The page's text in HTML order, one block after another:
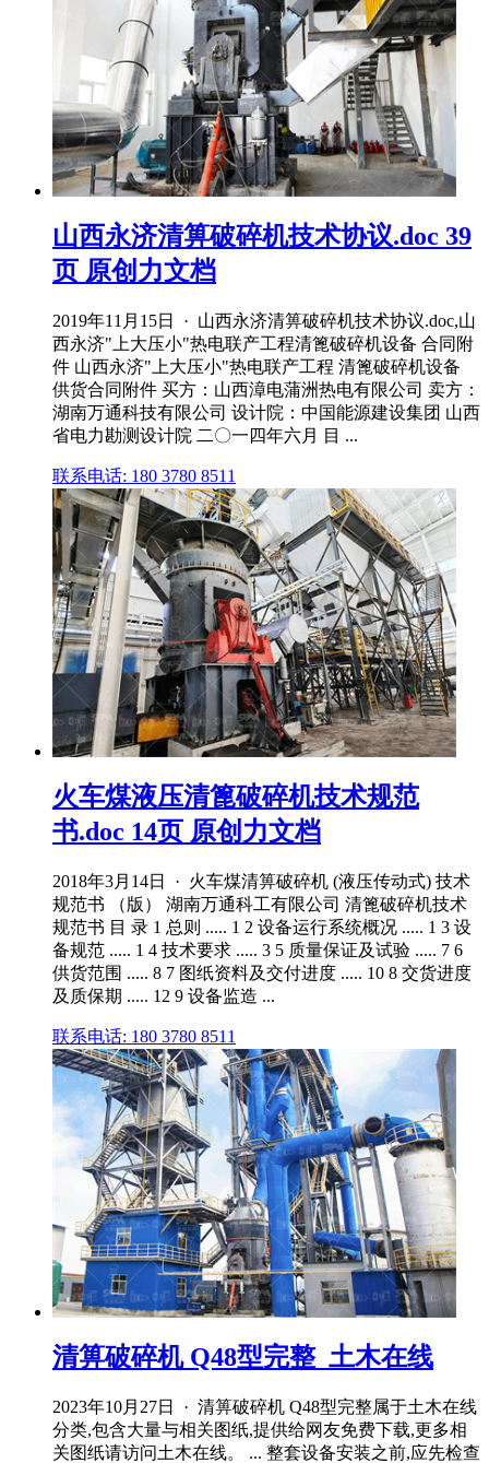
山西永济清箅破碎机技术协议.doc 39
页 原创力文档
2019年11月15日 · 山西永济清箅破碎机技术协议.doc,山
西永济"上大压小"热电联产工程清篦破碎机设备 合同附
件 山西永济"上大压小"热电联产工程 清篦破碎机设备
供货合同附件 买方：山西漳电蒲洲热电有限公司 卖方：
湖南万通科技有限公司 设计院：中国能源建设集团 山西
省电力勘测设计院 二〇一四年六月 目 ...
联系电话: 180 3780 8511
火车煤液压清篦破碎机技术规范
书.doc 14页 原创力文档
2018年3月14日 · 火车煤清箅破碎机 (液压传动式) 技术
规范书 （版） 湖南万通科工有限公司 清篦破碎机技术
规范书 目 录 1 总则 ..... 1 2 设备运行系统概况 ..... 1 3 设
备规范 ..... 1 4 技术要求 ..... 3 5 质量保证及试验 ..... 7 6
供货范围 ..... 8 7 图纸资料及交付进度 ..... 10 8 交货进度
及质保期 ..... 12 9 设备监造 ...
联系电话: 180 3780 8511
清箅破碎机 Q48型完整_土木在线
2023年10月27日 · 清箅破碎机 Q48型完整属于土木在线
分类,包含大量与相关图纸,提供给网友免费下载,更多相
关图纸请访问土木在线。 ... 整套设备安装之前,应先检查